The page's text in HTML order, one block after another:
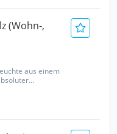
(Wohn-,
aus einem
Licht
Die...